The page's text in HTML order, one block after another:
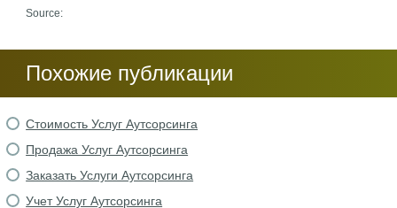
Source:
Похожие публикации
Стоимость Услуг Аутсорсинга
Продажа Услуг Аутсорсинга
Заказать Услуги Аутсорсинга
Учет Услуг Аутсорсинга